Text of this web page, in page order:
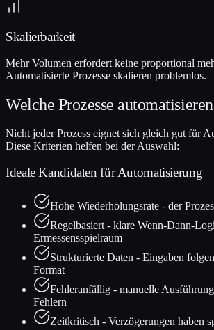
Skalierbarkeit
Mehr Volumen erfordert keine proportional
Automatisierte Prozesse skalieren problemlos.
Welche Prozesse
Nicht jeder Prozess eignet sich gleich gut für
Diese Kriterien helfen bei der Auswahl:
Ideale Kandidaten für Automatisierung
Hohe Wiederholungsrate - der
Regelbasiert - klare Wenn-Dann-
Ermessensspielraum
Strukturierte Daten - Eingaben
Format
Fehleranfällig - manuelle
Fehlern
Zeitkritisch - Verzögerungen haben